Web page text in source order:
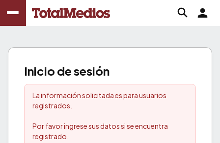
Inicio de sesión
La información solicitada es para usuarios
registrados.
Por favor ingrese sus datos si se encuentra
registrado.